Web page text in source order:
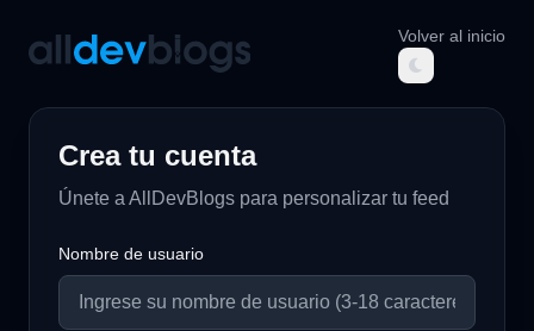
AllDevBlogs
Volver al inicio
Crea tu cuenta
Únete a AllDevBlogs para personalizar tu feed
Nombre de usuario